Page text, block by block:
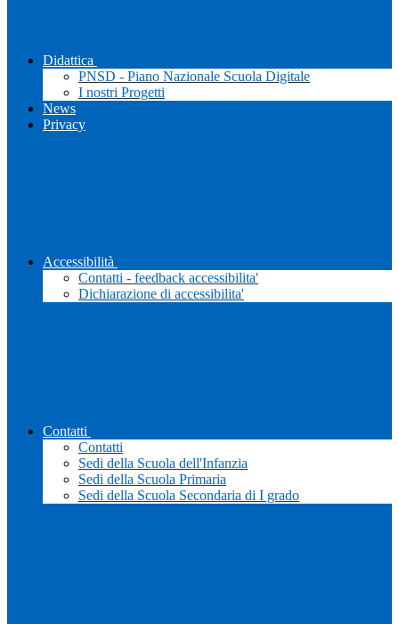
Didattica
PNSD - Piano Nazionale Scuola Digitale
I nostri Progetti
News
Privacy
Accessibilità
Contatti - feedback accessibilita'
Dichiarazione di accessibilita'
Contatti
Contatti
Sedi della Scuola dell'Infanzia
Sedi della Scuola Primaria
Sedi della Scuola Secondaria di I grado